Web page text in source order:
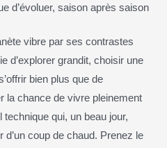
d’évoluer, saison après saison
vibre par ses contrastes
d’explorer grandit, choisir une
bien plus que de
la chance de vivre pleinement
qui, un beau jour,
coup de chaud. Prenez le